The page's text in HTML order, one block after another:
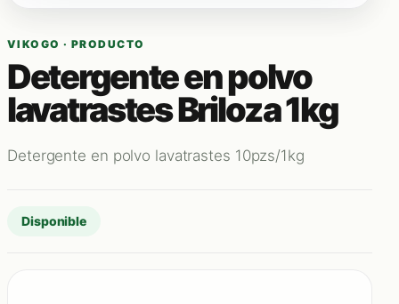
VIKOGO · PRODUCTO
Detergente en polvo
lavatrastes Briloza 1kg
Detergente en polvo lavatrastes 10pzs/1kg
Disponible